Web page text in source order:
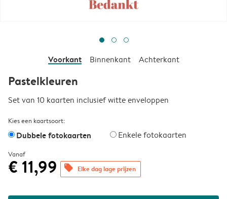
Voorkant Binnenkant Achterkant
Pastelkleuren
Set van 10 kaarten inclusief witte enveloppen
Kies een kaartsoort:
Dubbele fotokaarten Enkele fotokaarten
Vanaf
€ 11,99 offers Elke dag lage prijzen